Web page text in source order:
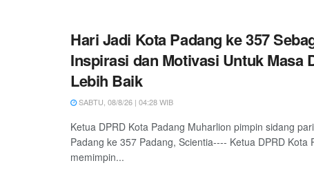
Hari Jadi Kota Padang ke 357
Inspirasi dan Motivasi Untuk Masa
Lebih Baik
SABTU, 08/8/26 | 04:28 WIB
Ketua DPRD Kota Padang Muharlion pimpin sidang
Padang ke 357 Padang, Scientia---- Ketua DPRD Kota
memimpin...